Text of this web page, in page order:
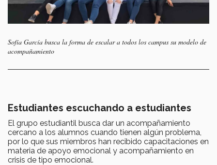
Sofía García busca la forma de escalar a todos los campus su modelo de
acompañamiento
Estudiantes escuchando a estudiantes
El grupo estudiantil busca dar un acompañamiento
cercano a los alumnos cuando tienen algún problema,
por lo que sus miembros han recibido capacitaciones en
materia de apoyo emocional y acompañamiento en
crisis de tipo emocional.